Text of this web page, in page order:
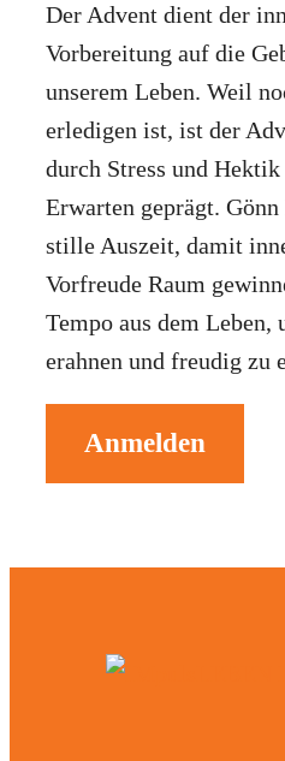
Der Advent dient der
Vorbereitung auf die
unserem Leben. Weil
erledigen ist, ist der
durch Stress und
Erwarten geprägt.
stille Auszeit, damit
Vorfreude Raum
Tempo aus dem Leben,
erahnen und freudig zu
Anmelden